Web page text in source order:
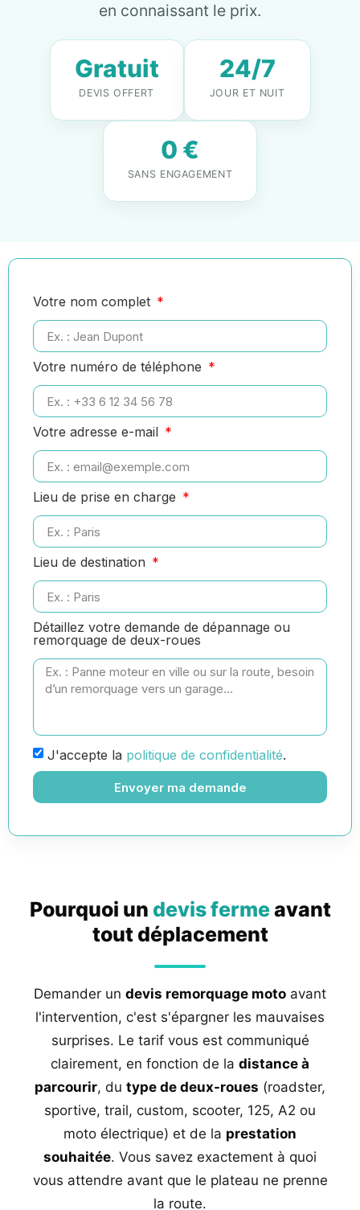
en connaissant le prix.
Gratuit
DEVIS OFFERT
24/7
JOUR ET NUIT
0 €
SANS ENGAGEMENT
Votre nom complet
Votre numéro de téléphone
Votre adresse e-mail
Lieu de prise en charge
Lieu de destination
Détaillez votre demande de dépannage ou
remorquage de deux-roues
J'accepte la politique de confidentialité.
Envoyer ma demande
Pourquoi un devis fermeavant
tout déplacement
Demander un devis remorquage moto avant
l'intervention, c'est s'épargner les mauvaises
surprises. Le tarif vous est communiqué
clairement, en fonction de la distance à
parcourir, du type de deux-roues (roadster,
sportive, trail, custom, scooter, 125, A2 ou
moto électrique) et de la prestation
souhaitée. Vous savez exactement à quoi
vous attendre avant que le plateau ne prenne
la route.